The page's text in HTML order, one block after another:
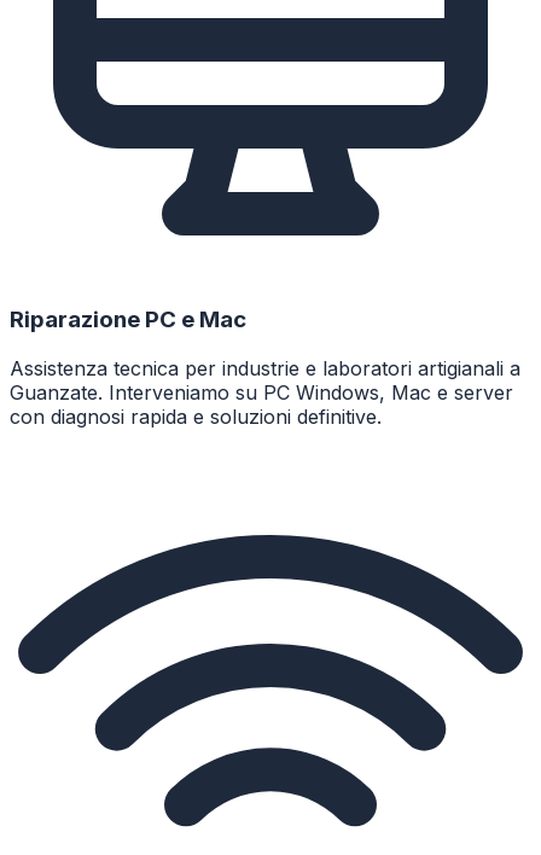
Riparazione PC e Mac
Assistenza tecnica per industrie e laboratori artigianali a
Guanzate. Interveniamo su PC Windows, Mac e server
con diagnosi rapida e soluzioni definitive.